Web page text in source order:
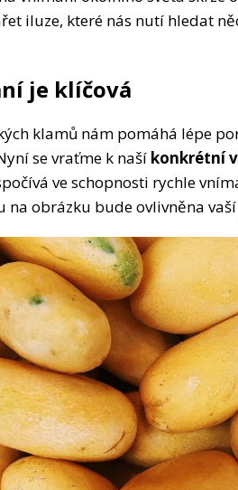
iluze, které nás nutí hledat
je klíčová
klamů nám pomáhá lépe
se vraťme k naší konkrétní
ve schopnosti rychle
na obrázku bude ovlivněna